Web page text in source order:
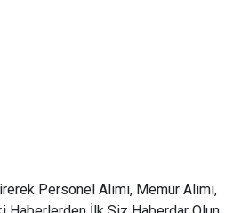
Personel Alımı, Memur Alımı,